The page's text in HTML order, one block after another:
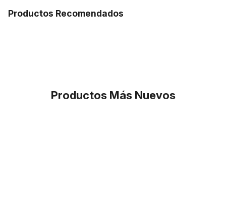
Productos Recomendados
Productos Más Nuevos